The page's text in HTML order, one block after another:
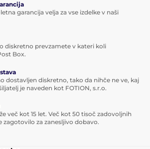
garancija velja za vse izdelke v naši
diskretno prevzamete v kateri koli
Box.
dostavljen diskretno, tako da nihče ne ve, kaj
je naveden kot FOTION, s.r.o.
več kot 15 let. Več kot 50 tisoč zadovoljnih
zagotovilo za zanesljivo dobavo.